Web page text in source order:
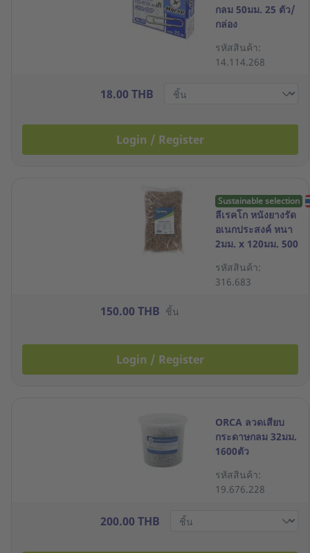
กลม 50มม. 25 ตัว/
กล่อง
รหัสสินค้า:
14.114.268
18.00 THB
Login / Register
Sustainable selection
ลีเรคโก หนังยางรัด
อเนกประสงค์ หนา
2มม. x 120มม. 500
รหัสสินค้า:
316.683
150.00 THB ชิ้น
Login / Register
ORCA ลวดเสียบ
กระดาษกลม 32มม.
1600ตัว
รหัสสินค้า:
19.676.228
200.00 THB